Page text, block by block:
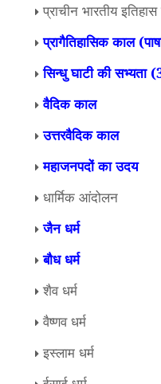
प्राचीन भारतीय
प्रागैतिहासिक काल
सिन्धु घाटी की
वैदिक काल
उत्तरवैदिक काल
महाजनपदों का उदय
धार्मिक आंदोलन
जैन धर्म
बौध धर्म
शैव धर्म
वैष्णव धर्म
इस्लाम धर्म